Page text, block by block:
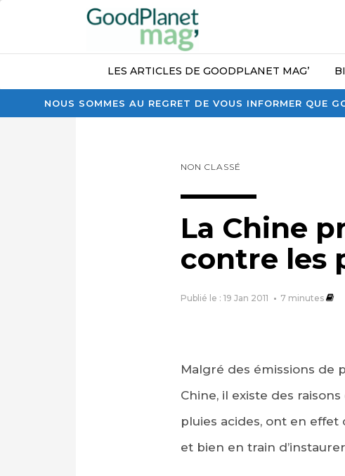
NOUS SOMMES AU REGRET DE VOUS INFORMER QUE
LES ARTICLES DE GOODPLANET MAG’
NON CLASSÉ
La Chine
contre les
Publié le : 19 Jan 2011 7 minutes
Malgré des émissions de
Chine, il existe des
pluies acides, ont en
et bien en train